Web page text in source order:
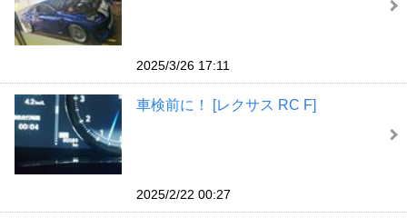
2025/3/26 17:11
車検前に！ [レクサス RC F]
2025/2/22 00:27